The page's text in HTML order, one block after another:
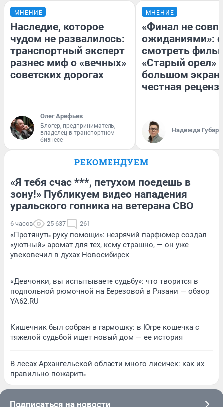
МНЕНИЕ
Наследие, которое
чудом не развалилось:
транспортный эксперт
разнес миф о «вечных»
советских дорогах
Олег Арефьев
Блогер, предприниматель,
владелец в транспортном
бизнесе
МНЕНИЕ
«Финал не
ожиданиями»:
смотреть
«Старый орел»
большом
честная
Надежда Губарь
РЕКОМЕНДУЕМ
«Я тебя счас ***, петухом поедешь в
зону!» Публикуем видео нападения
уральского гопника на ветерана СВО
6 часов 25 637 261
«Протянуть руку помощи»: незрячий парфюмер создал
«уютный» аромат для тех, кому страшно, — он уже
увековечил в духах Новосибирск
«Девчонки, вы испытываете судьбу»: что творится в
подпольной рюмочной на Березовой в Рязани — обзор
YA62.RU
Кишечник был собран в гармошку: в Югре кошечка с
тяжелой судьбой ищет новый дом — ее история
В лесах Архангельской области много лисичек: как их
правильно пожарить
Подписаться на новости